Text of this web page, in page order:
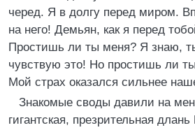
черед. Я в долгу перед миром.
на него! Демьян, как я перед
Простишь ли ты меня? Я знаю,
чувствую это! Но простишь ли
Мой страх оказался сильнее
Знакомые своды давили на
гигантская, презрительная